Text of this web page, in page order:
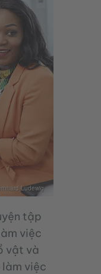
Ludewig
tập
việc
vật và
việc